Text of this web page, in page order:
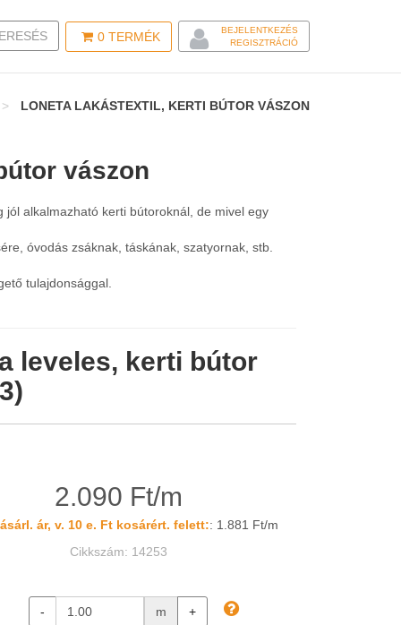
0 TERMÉK
BEJELENTKEZÉS
REGISZTRÁCIÓ
SEARCH
LONETA LAKÁSTEXTIL, KERTI BÚTOR VÁSZON
vászon
alkalmazható kerti bútoroknál, de mivel egy
óvodás zsáknak, táskának, szatyornak, stb.
tulajdonsággal.
leveles, kerti bútor
2.090 Ft/m
ár, v. 10 e. Ft kosárért. felett:: 1.881 Ft/m
Cikkszám: 14253
- m +